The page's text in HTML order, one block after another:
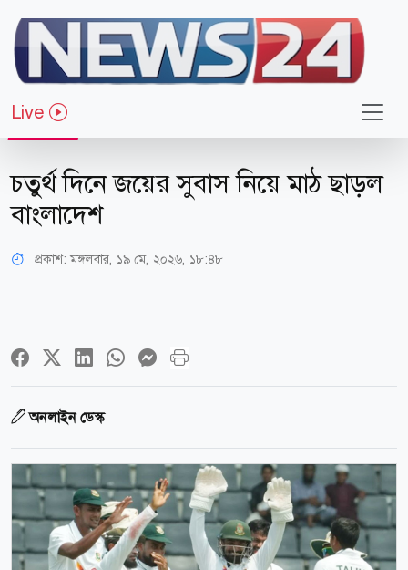
Live
খেলাধুলা
চতুর্থ দিনে জয়ের সুবাস নিয়ে মাঠ ছাড়ল
বাংলাদেশ
প্রকাশ:মঙ্গলবার, ১৯ মে, ২০২৬, ১৮:৪৮
অনলাইন ডেস্ক